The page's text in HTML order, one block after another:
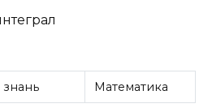
Математика